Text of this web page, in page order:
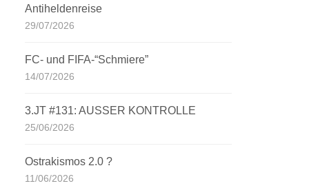
Antiheldenreise
29/07/2026
FC- und FIFA-“Schmiere”
14/07/2026
3.JT #131: AUSSER KONTROLLE
25/06/2026
Ostrakismos 2.0 ?
11/06/2026